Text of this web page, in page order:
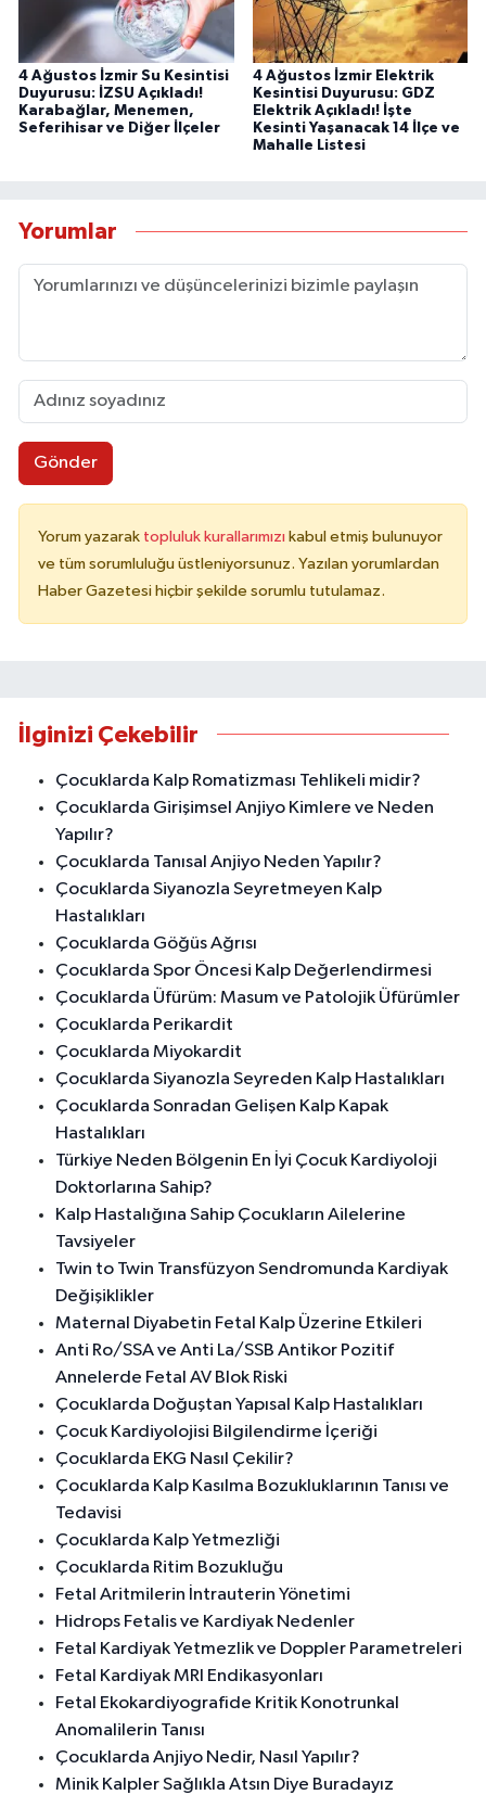
4 Ağustos İzmir Su Kesintisi
Duyurusu: İZSU Açıkladı!
Karabağlar, Menemen,
Seferihisar ve Diğer İlçeler
4 Ağustos İzmir Elektrik
Kesintisi Duyurusu: GDZ
Elektrik Açıkladı! İşte
Kesinti Yaşanacak 14 İlçe ve
Mahalle Listesi
Yorumlar
Gönder
Yorum yazarak topluluk kurallarımızı kabul etmiş bulunuyor
ve tüm sorumluluğu üstleniyorsunuz. Yazılan yorumlardan
Haber Gazetesi hiçbir şekilde sorumlu tutulamaz.
İlginizi Çekebilir
Çocuklarda Kalp Romatizması Tehlikeli midir?
Çocuklarda Girişimsel Anjiyo Kimlere ve Neden
Yapılır?
Çocuklarda Tanısal Anjiyo Neden Yapılır?
Çocuklarda Siyanozla Seyretmeyen Kalp
Hastalıkları
Çocuklarda Göğüs Ağrısı
Çocuklarda Spor Öncesi Kalp Değerlendirmesi
Çocuklarda Üfürüm: Masum ve Patolojik Üfürümler
Çocuklarda Perikardit
Çocuklarda Miyokardit
Çocuklarda Siyanozla Seyreden Kalp Hastalıkları
Çocuklarda Sonradan Gelişen Kalp Kapak
Hastalıkları
Türkiye Neden Bölgenin En İyi Çocuk Kardiyoloji
Doktorlarına Sahip?
Kalp Hastalığına Sahip Çocukların Ailelerine
Tavsiyeler
Twin to Twin Transfüzyon Sendromunda Kardiyak
Değişiklikler
Maternal Diyabetin Fetal Kalp Üzerine Etkileri
Anti Ro/SSA ve Anti La/SSB Antikor Pozitif
Annelerde Fetal AV Blok Riski
Çocuklarda Doğuştan Yapısal Kalp Hastalıkları
Çocuk Kardiyolojisi Bilgilendirme İçeriği
Çocuklarda EKG Nasıl Çekilir?
Çocuklarda Kalp Kasılma Bozukluklarının Tanısı ve
Tedavisi
Çocuklarda Kalp Yetmezliği
Çocuklarda Ritim Bozukluğu
Fetal Aritmilerin İntrauterin Yönetimi
Hidrops Fetalis ve Kardiyak Nedenler
Fetal Kardiyak Yetmezlik ve Doppler Parametreleri
Fetal Kardiyak MRI Endikasyonları
Fetal Ekokardiyografide Kritik Konotrunkal
Anomalilerin Tanısı
Çocuklarda Anjiyo Nedir, Nasıl Yapılır?
Minik Kalpler Sağlıkla Atsın Diye Buradayız